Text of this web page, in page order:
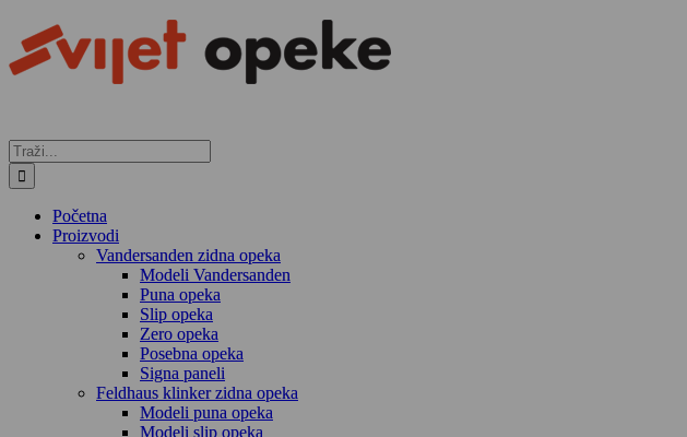
content
Traži...
Početna
Proizvodi
Vandersanden zidna opeka
Modeli Vandersanden
Puna opeka
Slip opeka
Zero opeka
Posebna opeka
Signa paneli
Feldhaus klinker zidna opeka
Modeli puna opeka
Modeli slip opeka